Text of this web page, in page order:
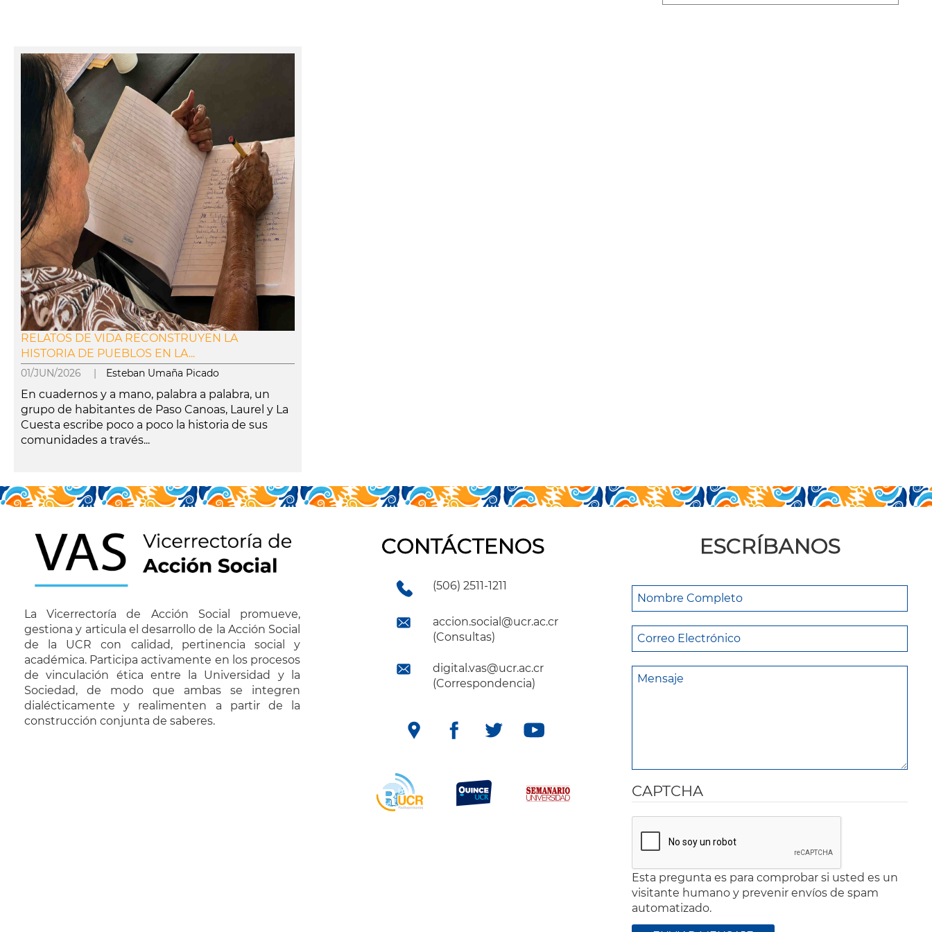
RELATOS DE VIDA RECONSTRUYEN LA
HISTORIA DE PUEBLOS EN LA...
01/JUN/2026 | Esteban Umaña Picado
En cuadernos y a mano, palabra a palabra, un
grupo de habitantes de Paso Canoas, Laurel y La
Cuesta escribe poco a poco la historia de sus
comunidades a través...
La Vicerrectoría de Acción Social promueve,
gestiona y articula el desarrollo de la Acción Social
de la UCR con calidad, pertinencia social y
académica. Participa activamente en los procesos
de vinculación ética entre la Universidad y la
Sociedad, de modo que ambas se integren
dialécticamente y realimenten a partir de la
construcción conjunta de saberes.
CONTÁCTENOS
(506) 2511-1211
accion.social@ucr.ac.cr
(Consultas)
digital.vas@ucr.ac.cr
(Correspondencia)
ESCRÍBANOS
CAPTCHA
Esta pregunta es para comprobar si usted es un
visitante humano y prevenir envíos de spam
automatizado.